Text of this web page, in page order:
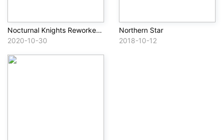
Nocturnal Knights Reworked & Remixed Vol. 1
2020-10-30
Northern Star
2018-10-12